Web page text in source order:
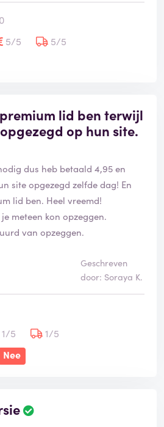
5/5
5/5
lid ben terwijl
op hun site.
dus heb betaald 4,95 en
site opgezegd zelfde dag! En
lid ben. Heel vreemd!
meteen kon opzeggen.
van opzeggen.
Geschreven
door: Soraya K.
1/5
1/5
Nee